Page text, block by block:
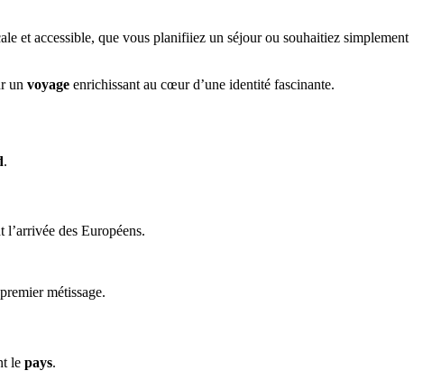
et accessible, que vous planifiiez un séjour ou souhaitiez simplement
un voyage enrichissant au cœur d’une identité fascinante.
.
l’arrivée des Européens.
métissage.
le pays.